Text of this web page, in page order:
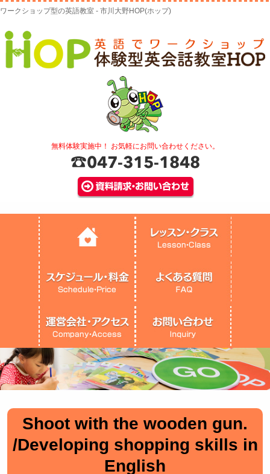
ワークショップ型の英語教室 - 市川大野HOP(ホップ)
無料体験実施中！ お気軽にお問い合わせください。
Shoot with the wooden gun.
/Developing shopping skills in
English